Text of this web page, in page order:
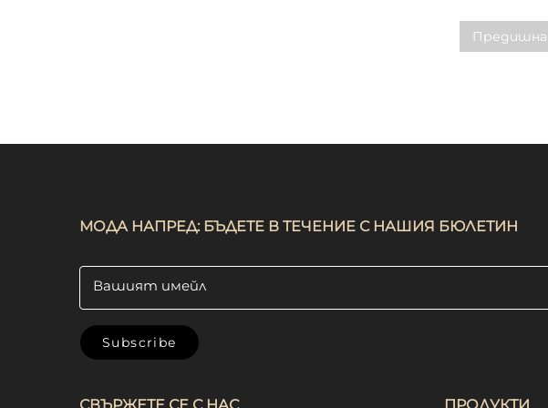
кухненска престилка,
престилка заПредишна
МОДА НАПРЕД: БЪДЕТЕ В ТЕЧЕНИЕ С НАШИЯ БЮЛЕТИН
Вашият имейл
Subscribe